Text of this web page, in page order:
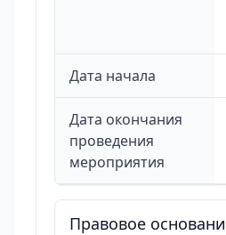
Дата начала
Дата окончания
проведения
мероприятия
Правовое